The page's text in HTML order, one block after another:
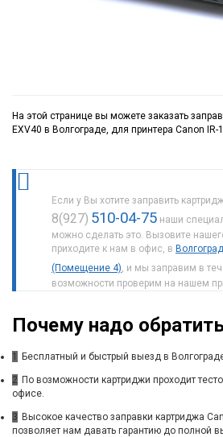
На этой странице вы можете заказать
EXV40 в Волгограде, для принтера Canon IR-
Если у Вы хотите заправить
8(927) 510-04-75 наши
можно сделать это. Вызовите
приходите к нам в офис, в
(Помещение 4) , и мы заправим в
возможности проверим на нашем
Почему надо
1 Бесплатный и быстрый выезд в
2 По возможности картриджи проходит
офисе.
3 Высокое качество заправки картриджа
позволяет нам давать гарантию до полной